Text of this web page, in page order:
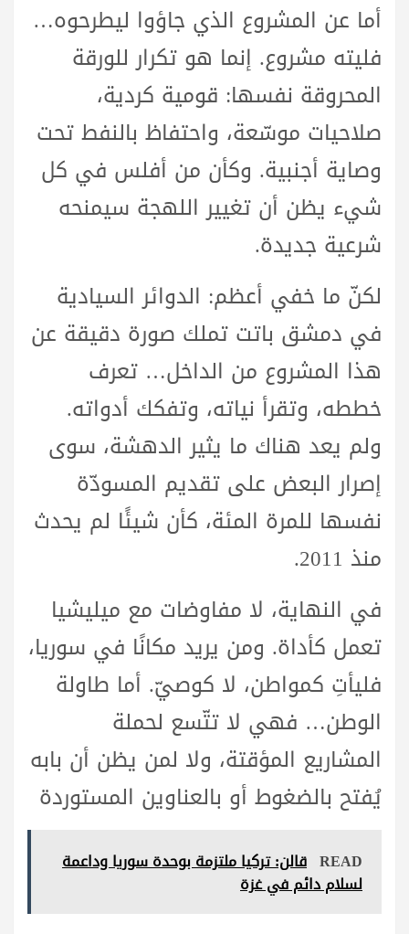
أما عن المشروع الذي جاؤوا ليطرحوه…
فليته مشروع. إنما هو تكرار للورقة
المحروقة نفسها: قومية كردية،
صلاحيات موسّعة، واحتفاظ بالنفط تحت
وصاية أجنبية. وكأن من أفلس في كل
شيء يظن أن تغيير اللهجة سيمنحه
شرعية جديدة.
لكنّ ما خفي أعظم: الدوائر السيادية
في دمشق باتت تملك صورة دقيقة عن
هذا المشروع من الداخل… تعرف
خططه، وتقرأ نياته، وتفكك أدواته.
ولم يعد هناك ما يثير الدهشة، سوى
إصرار البعض على تقديم المسودّة
نفسها للمرة المئة، كأن شيئًا لم يحدث
منذ 2011.
في النهاية، لا مفاوضات مع ميليشيا
تعمل كأداة. ومن يريد مكانًا في سوريا،
فليأتِ كمواطن، لا كوصيّ. أما طاولة
الوطن… فهي لا تتّسع لحملة
المشاريع المؤقتة، ولا لمن يظن أن بابه
يُفتح بالضغوط أو بالعناوين المستوردة
READ قالن: تركيا ملتزمة بوحدة سوريا وداعمة
لسلام دائم في غزة